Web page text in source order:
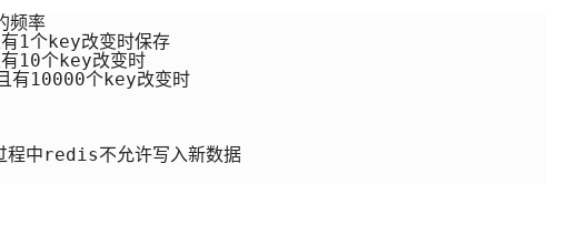
频率
个key改变时保存
个key改变时
10000个key改变时
中redis不允许写入新数据